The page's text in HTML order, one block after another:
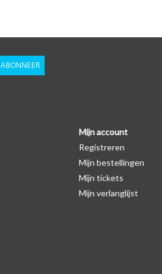
autosleutel hoesje, waardoor het
zichtbaar is. U kunt dit zelf nagaan
Merk: SleutelCover
Geschikt voor: Opel
Gewicht: 20g
ABONNEER
Mijn account
Registreren
Mijn bestellingen
Mijn tickets
Mijn verlanglijst